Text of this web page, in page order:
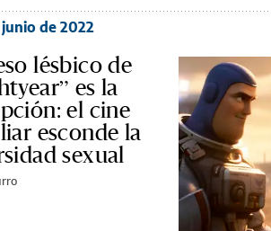
de 2022
lésbico de
es la
el cine
esconde la
sexual